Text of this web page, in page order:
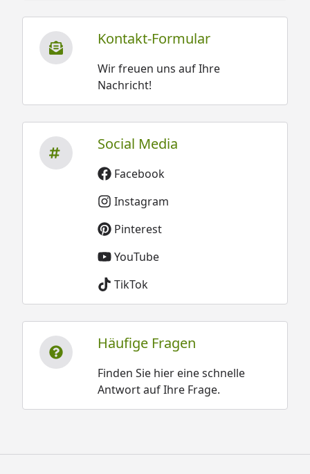
Kontakt-Formular
Wir freuen uns auf Ihre
Nachricht!
Social Media
Facebook
Instagram
Pinterest
YouTube
TikTok
Häufige Fragen
Finden Sie hier eine schnelle
Antwort auf Ihre Frage.